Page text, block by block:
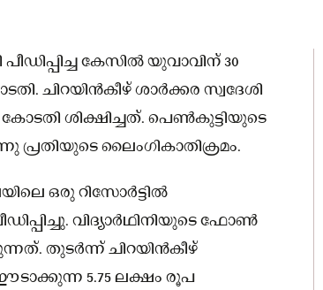
കേസിൽ യുവാവിന് 30
ചിറയിൻകീഴ് ശാർക്കര സ്വദേശി
ശിക്ഷിച്ചത്. പെൺകുട്ടിയുടെ
പ്രതിയുടെ ലൈംഗികാതിക്രമം.
ഒരു റിസോർട്ടിൽ
വിദ്യാർഥിനിയുടെ ഫോൺ
തുടർന്ന് ചിറയിൻകീഴ്
5.75 ലക്ഷം രൂപ